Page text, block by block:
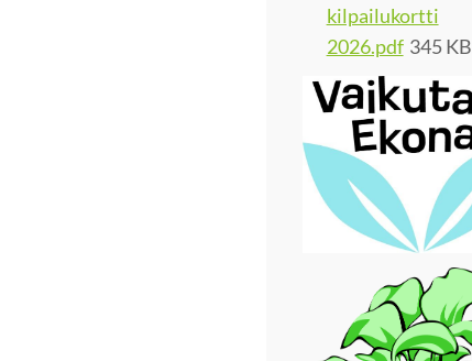
kilpailukortti
2026.pdf 345 KB